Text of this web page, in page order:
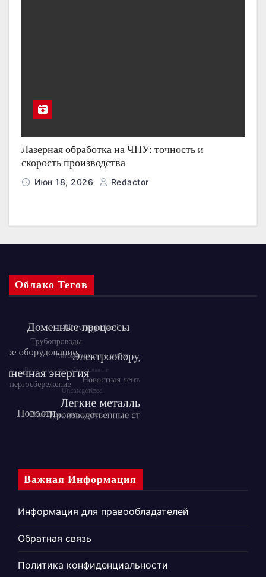
Лазерная обработка на ЧПУ: точность и
скорость производства
Июн 18, 2026 Redactor
Облако Тегов
Важная Информация
Информация для правообладателей
Обратная связь
Политика конфиденциальности